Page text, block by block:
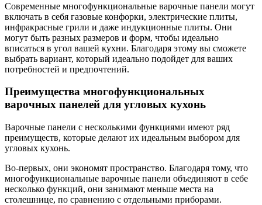
Современные многофункциональные варочные панели могут
включать в себя газовые конфорки, электрические плиты,
инфракрасные грили и даже индукционные плиты. Они
могут быть разных размеров и форм, чтобы идеально
вписаться в угол вашей кухни. Благодаря этому вы сможете
выбрать вариант, который идеально подойдет для ваших
потребностей и предпочтений.
Преимущества многофункциональных
варочных панелей для угловых кухонь
Варочные панели с несколькими функциями имеют ряд
преимуществ, которые делают их идеальным выбором для
угловых кухонь.
Во-первых, они экономят пространство. Благодаря тому, что
многофункциональные варочные панели объединяют в себе
несколько функций, они занимают меньше места на
столешнице, по сравнению с отдельными приборами.